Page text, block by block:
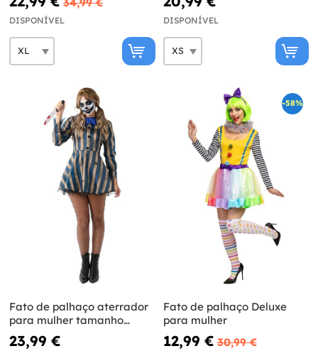
DISPONÍVEL DISPONÍVEL
Fato de palhaço aterrador
para mulher tamanho
grande
23,99 €
-58%
Fato de palhaço Deluxe
para mulher
12,99 € 30,99 €